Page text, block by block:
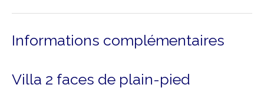
Informations complémentaires
Villa 2 faces de plain-pied